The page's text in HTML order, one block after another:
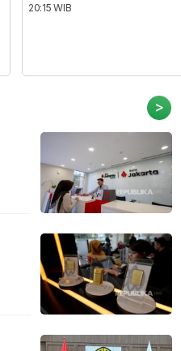
20:15 WIB
>